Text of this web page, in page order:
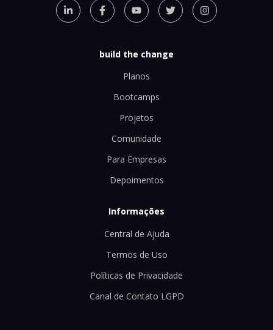
build the change
Planos
Bootcamps
Projetos
Comunidade
Para Empresas
Depoimentos
Informações
Central de Ajuda
Termos de Uso
Políticas de Privacidade
Canal de Contato LGPD